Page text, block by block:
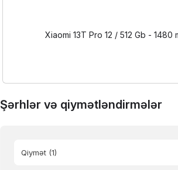
Xiaomi 13T Pro 12 / 512 Gb - 1480
Şərhlər və qiymətləndirmələr
Qiymət (1)